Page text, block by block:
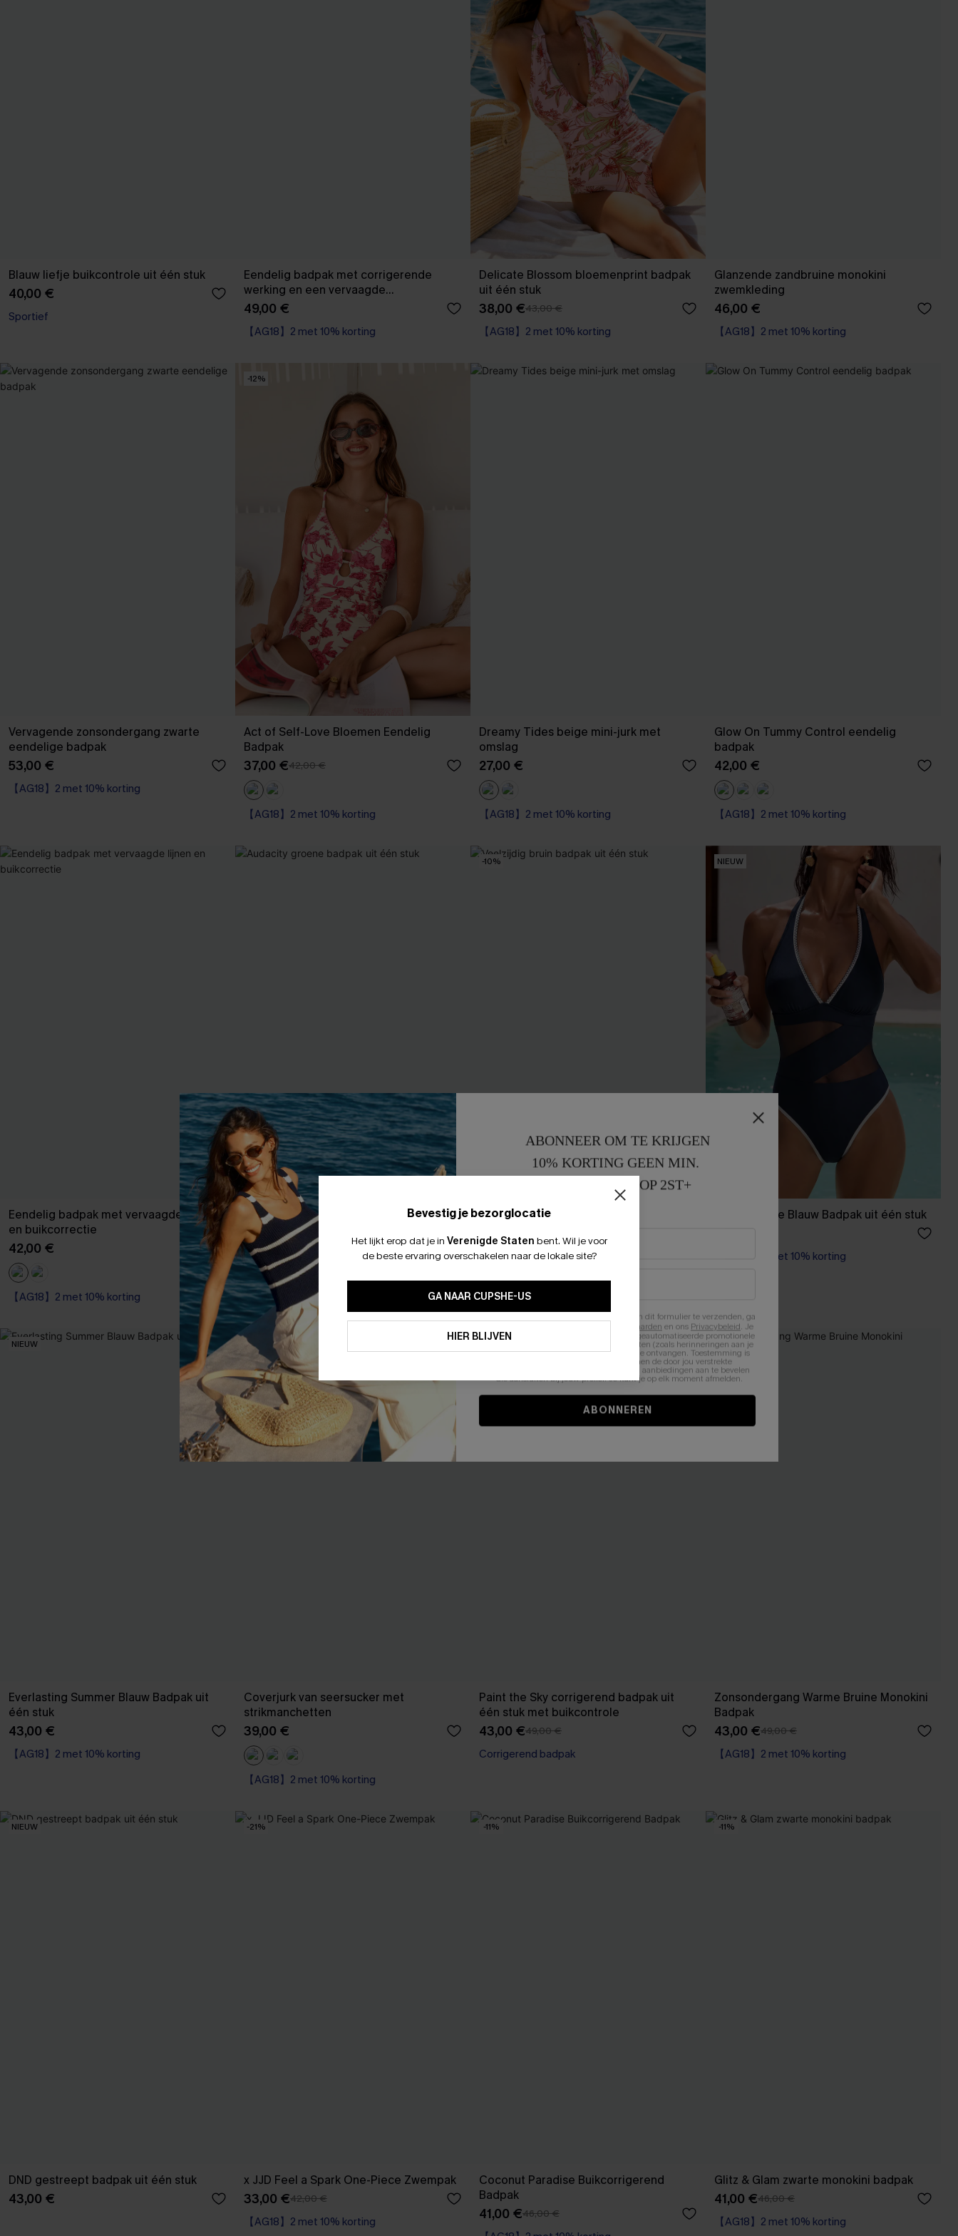
Blauw liefje buikcontrole uit één stuk
40,00 €
Sportief
Eendelig badpak met corrigerende
werking en een vervaagde
zonsondergang
49,00 €
【AG18】2 met 10% korting
【AG18】2 met 10% korting
Delicate Blossom bloemenprint badpak
uit één stuk
38,00 €43,00 €
【AG18】2 met 10% korting
【AG18】2 met 10% korting
Glanzende zandbruine monokini
zwemkleding
46,00 €
【AG18】2 met 10% korting
Vervagende zonsondergang zwarte
eendelige badpak
53,00 €
【AG18】2 met 10% korting
-12%
Act of Self-Love Bloemen Eendelig
Badpak
37,00 €42,00 €
【AG18】2 met 10% korting
【AG18】2 met 10% korting
Dreamy Tides beige mini-jurk met
omslag
27,00 €
【AG18】2 met 10% korting
Glow On Tummy Control eendelig
badpak
42,00 €
【AG18】2 met 10% korting
【AG18】2 met 10% korting
Eendelig badpak met vervaagde lijnen
en buikcorrectie
42,00 €
【AG18】2 met 10% korting
【AG18】2 met 10% korting
Audacity groene badpak uit één stuk
42,00 €
【AG18】2 met 10% korting
Op voorraad
【AG18】2 met 10% korting
-10%
Veelzijdig bruin badpak uit één stuk
35,00 €
【AG18】2 met 10% korting
NIEUW
Strike a Pose Blauw Badpak uit één stuk
【AG18】2 met 10% korting
NIEUW
Everlasting Summer Blauw Badpak uit
één stuk
43,00 €
【AG18】2 met 10% korting
Coverjurk van seersucker met
strikmanchetten
39,00 €
【AG18】2 met 10% korting
【AG18】2 met 10% korting
Paint the Sky corrigerend badpak uit
één stuk met buikcontrole
43,00 €49,00 €
Corrigerend badpak
-12%
Zonsondergang Warme Bruine Monokini
Badpak
43,00 €49,00 €
【AG18】2 met 10% korting
NIEUW
DND gestreept badpak uit één stuk
43,00 €
-21%
x JJD Feel a Spark One-Piece Zwempak
33,00 €42,00 €
【AG18】2 met 10% korting
-11%
Coconut Paradise Buikcorrigerend
Badpak
41,00 €46,00 €
-11%
Glitz & Glam zwarte monokini badpak
41,00 €46,00 €
【AG18】2 met 10% korting
Bevestig je bezorglocatie
Het lijkt erop dat je in Verenigde Staten bent. Wil je voor
de beste ervaring overschakelen naar de lokale site?
GA NAAR CUPSHE-US
HIER BLIJVEN
ABONNEER OM TE KRIJGEN
10% KORTING GEEN MIN.
15% KORTING OP 2ST+
Door je contactgegevens in te vullen en dit formulier te verzenden, ga
Algemene Voorwaarden en ons Privacybeleid. Je
stemt er tevens mee in om herhaalde geautomatiseerde promotionele
en gepersonaliseerde marketingberichten (zoals herinneringen aan je
winkelwagen) en e-mails van Cupshe te ontvangen. Toestemming is
niet vereist voor een aankoop. We kunnen de door jou verstrekte
informatie gebruiken om producten en aanbiedingen aan te bevelen
die aansluiten bij jouw profiel. Je kunt je op elk moment afmelden.
ABONNEREN